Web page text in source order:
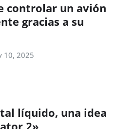
controlar un avión
gracias a su
10, 2025
líquido, una idea
2»